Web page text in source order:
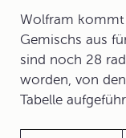
Wolfram kommt
Gemischs aus
sind noch 28
worden, von
Tabelle